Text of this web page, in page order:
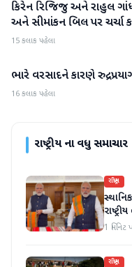
રાષ્ટ્રીય
કિરેન રિજિજુ અને રાહુલ
અને સીમાંકન બિલ પર ચર્ચા
15 કલાક પહેલા
રાષ્ટ્રીય
ભારે વરસાદને કારણે
16 કલાક પહેલા
રાષ્ટ્રીયના વધુ સમાચાર
રાષ્ટ્રીય
1 મિનિટ
રાષ્ટ્રીય